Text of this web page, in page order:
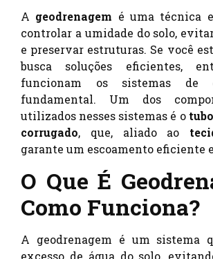
A geodrenagem é uma técnica
controlar a umidade do solo,
e preservar estruturas. Se você
busca soluções eficientes,
funcionam os sistemas de
fundamental. Um dos
utilizados nesses sistemas é o
corrugado, que, aliado ao
garante um escoamento eficiente
O Que É
Como Funciona?
A geodrenagem é um sistema
excesso de água do solo,